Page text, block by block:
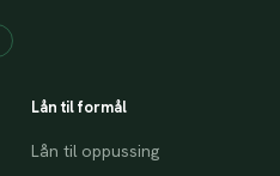
Lån til formål
Lån til oppussing